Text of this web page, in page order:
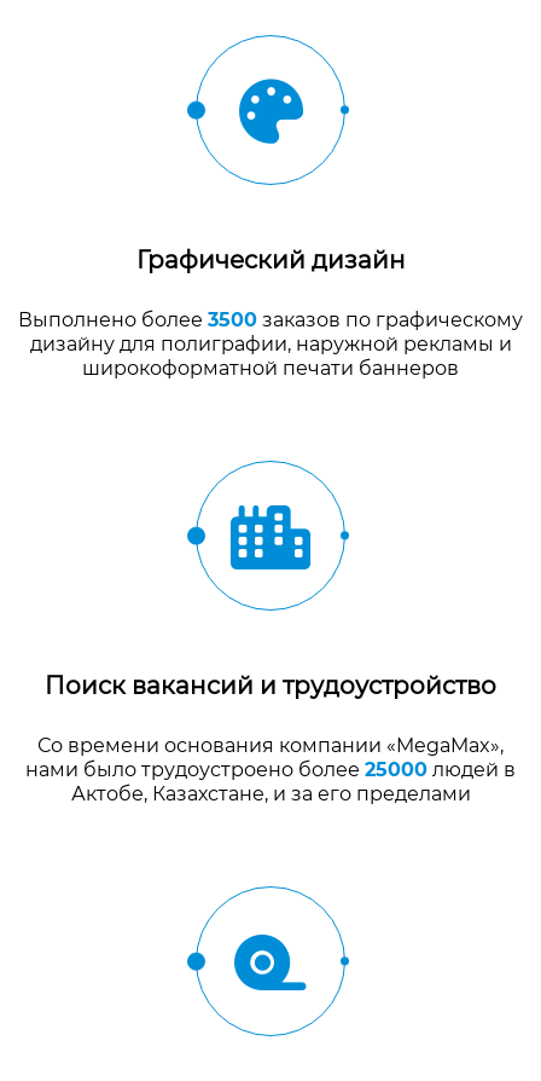
Графический дизайн
Выполнено более 3500 заказов по графическому
дизайну для полиграфии, наружной рекламы и
широкоформатной печати баннеров
Поиск вакансий и трудоустройство
Со времени основания компании «MegaMax»,
нами было трудоустроено более 25000 людей в
Актобе, Казахстане, и за его пределами